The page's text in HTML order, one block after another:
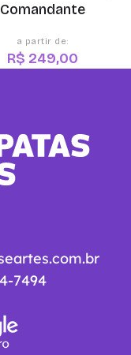
Comandante
R$ 249,00
7494